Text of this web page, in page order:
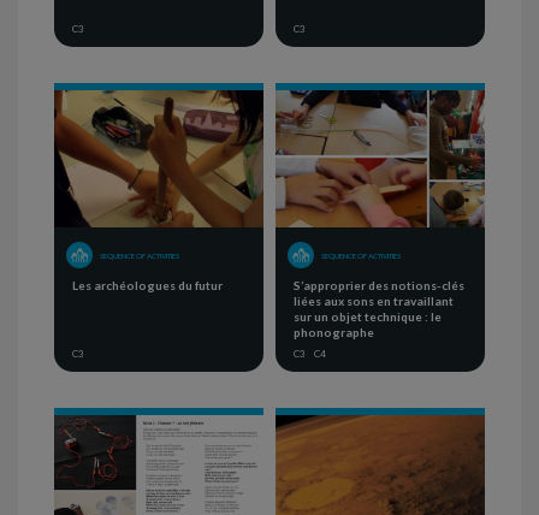
C3 C3
SEQUENCE OF ACTIVITIES
Les archéologues du futur
C3
SEQUENCE OF ACTIVITIES
S’approprier des notions-clés
liées aux sons en travaillant
sur un objet technique : le
phonographe
C3 C4